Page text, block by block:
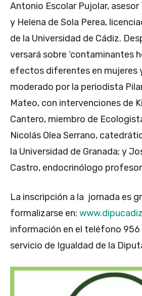
Antonio Escolar Pujolar, asesor
y Helena de Sola Perea,
de la Universidad de Cádiz.
versará sobre ‘contaminantes
efectos diferentes en mujeres
moderado por la periodista
Mateo, con intervenciones de
Cantero, miembro de
Nicolás Olea Serrano,
la Universidad de Granada; y
Castro, endocrinólogo
La inscripción a la jornada es
formalizarse en:
información en el teléfono
servicio de Igualdad de la